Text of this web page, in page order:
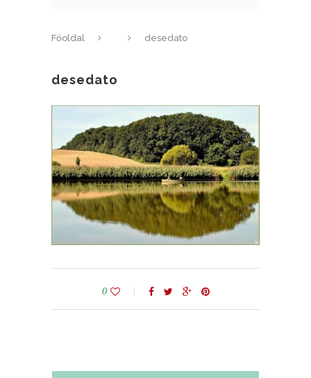
Főoldal desedato
desedato
0